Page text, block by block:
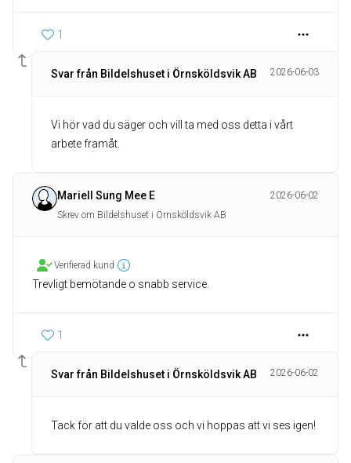
1
Svar från Bildelshuset i Örnsköldsvik AB 2026-06-03
Vi hör vad du säger och vill ta med oss detta i vårt
arbete framåt.
Mariell Sung Mee E
2026-06-02
Skrev om Bildelshuset i Örnsköldsvik AB
Verifierad kund
Trevligt bemötande o snabb service.
1
Svar från Bildelshuset i Örnsköldsvik AB 2026-06-02
Tack för att du valde oss och vi hoppas att vi ses igen!